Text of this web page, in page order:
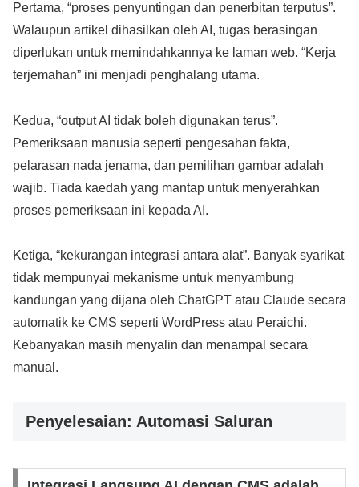
Pertama, “proses penyuntingan dan penerbitan terputus”.
Walaupun artikel dihasilkan oleh AI, tugas berasingan
diperlukan untuk memindahkannya ke laman web. “Kerja
terjemahan” ini menjadi penghalang utama.
Kedua, “output AI tidak boleh digunakan terus”.
Pemeriksaan manusia seperti pengesahan fakta,
pelarasan nada jenama, dan pemilihan gambar adalah
wajib. Tiada kaedah yang mantap untuk menyerahkan
proses pemeriksaan ini kepada AI.
Ketiga, “kekurangan integrasi antara alat”. Banyak syarikat
tidak mempunyai mekanisme untuk menyambung
kandungan yang dijana oleh ChatGPT atau Claude secara
automatik ke CMS seperti WordPress atau Peraichi.
Kebanyakan masih menyalin dan menampal secara
manual.
Penyelesaian: Automasi Saluran